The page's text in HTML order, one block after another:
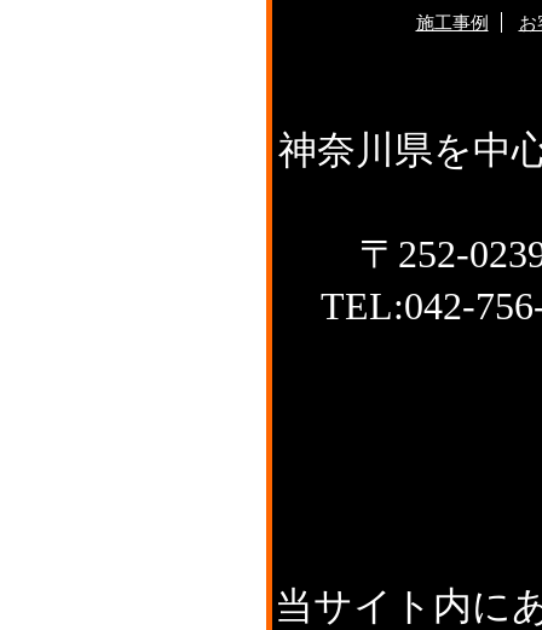
施工事例
お
神奈川県を中
〒252-
TEL:042-
当サイト内に